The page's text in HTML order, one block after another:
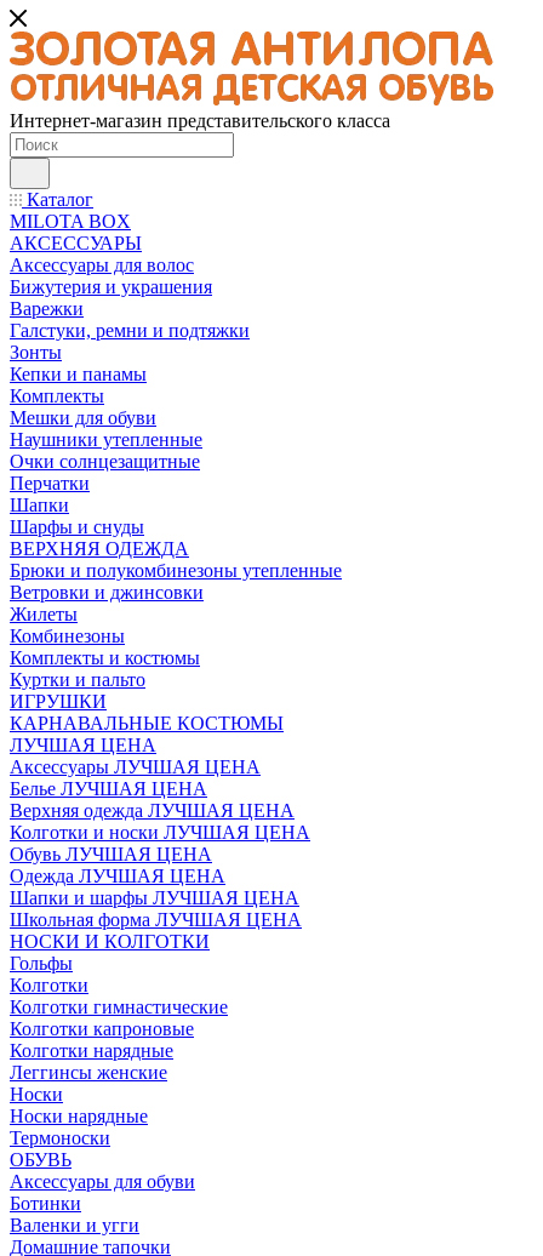
Интернет-магазин представительского класса
Каталог
MILOTA BOX
АКСЕССУАРЫ
Аксессуары для волос
Бижутерия и украшения
Варежки
Галстуки, ремни и подтяжки
Зонты
Кепки и панамы
Комплекты
Мешки для обуви
Наушники утепленные
Очки солнцезащитные
Перчатки
Шапки
Шарфы и снуды
ВЕРХНЯЯ ОДЕЖДА
Брюки и полукомбинезоны утепленные
Ветровки и джинсовки
Жилеты
Комбинезоны
Комплекты и костюмы
Куртки и пальто
ИГРУШКИ
КАРНАВАЛЬНЫЕ КОСТЮМЫ
ЛУЧШАЯ ЦЕНА
Аксессуары ЛУЧШАЯ ЦЕНА
Белье ЛУЧШАЯ ЦЕНА
Верхняя одежда ЛУЧШАЯ ЦЕНА
Колготки и носки ЛУЧШАЯ ЦЕНА
Обувь ЛУЧШАЯ ЦЕНА
Одежда ЛУЧШАЯ ЦЕНА
Шапки и шарфы ЛУЧШАЯ ЦЕНА
Школьная форма ЛУЧШАЯ ЦЕНА
НОСКИ И КОЛГОТКИ
Гольфы
Колготки
Колготки гимнастические
Колготки капроновые
Колготки нарядные
Леггинсы женские
Носки
Носки нарядные
Термоноски
ОБУВЬ
Аксессуары для обуви
Ботинки
Валенки и угги
Домашние тапочки